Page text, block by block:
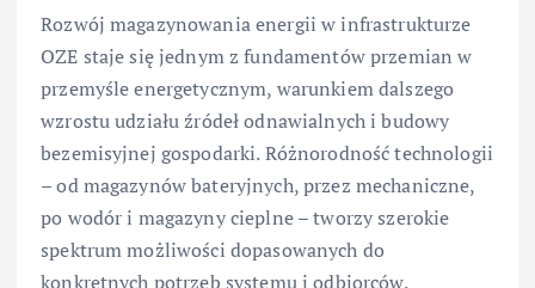
Rozwój magazynowania energii w infrastrukturze
OZE staje się jednym z fundamentów przemian w
przemyśle energetycznym, warunkiem dalszego
wzrostu udziału źródeł odnawialnych i budowy
bezemisyjnej gospodarki. Różnorodność technologii
– od magazynów bateryjnych, przez mechaniczne,
po wodór i magazyny cieplne – tworzy szerokie
spektrum możliwości dopasowanych do
konkretnych potrzeb systemu i odbiorców.